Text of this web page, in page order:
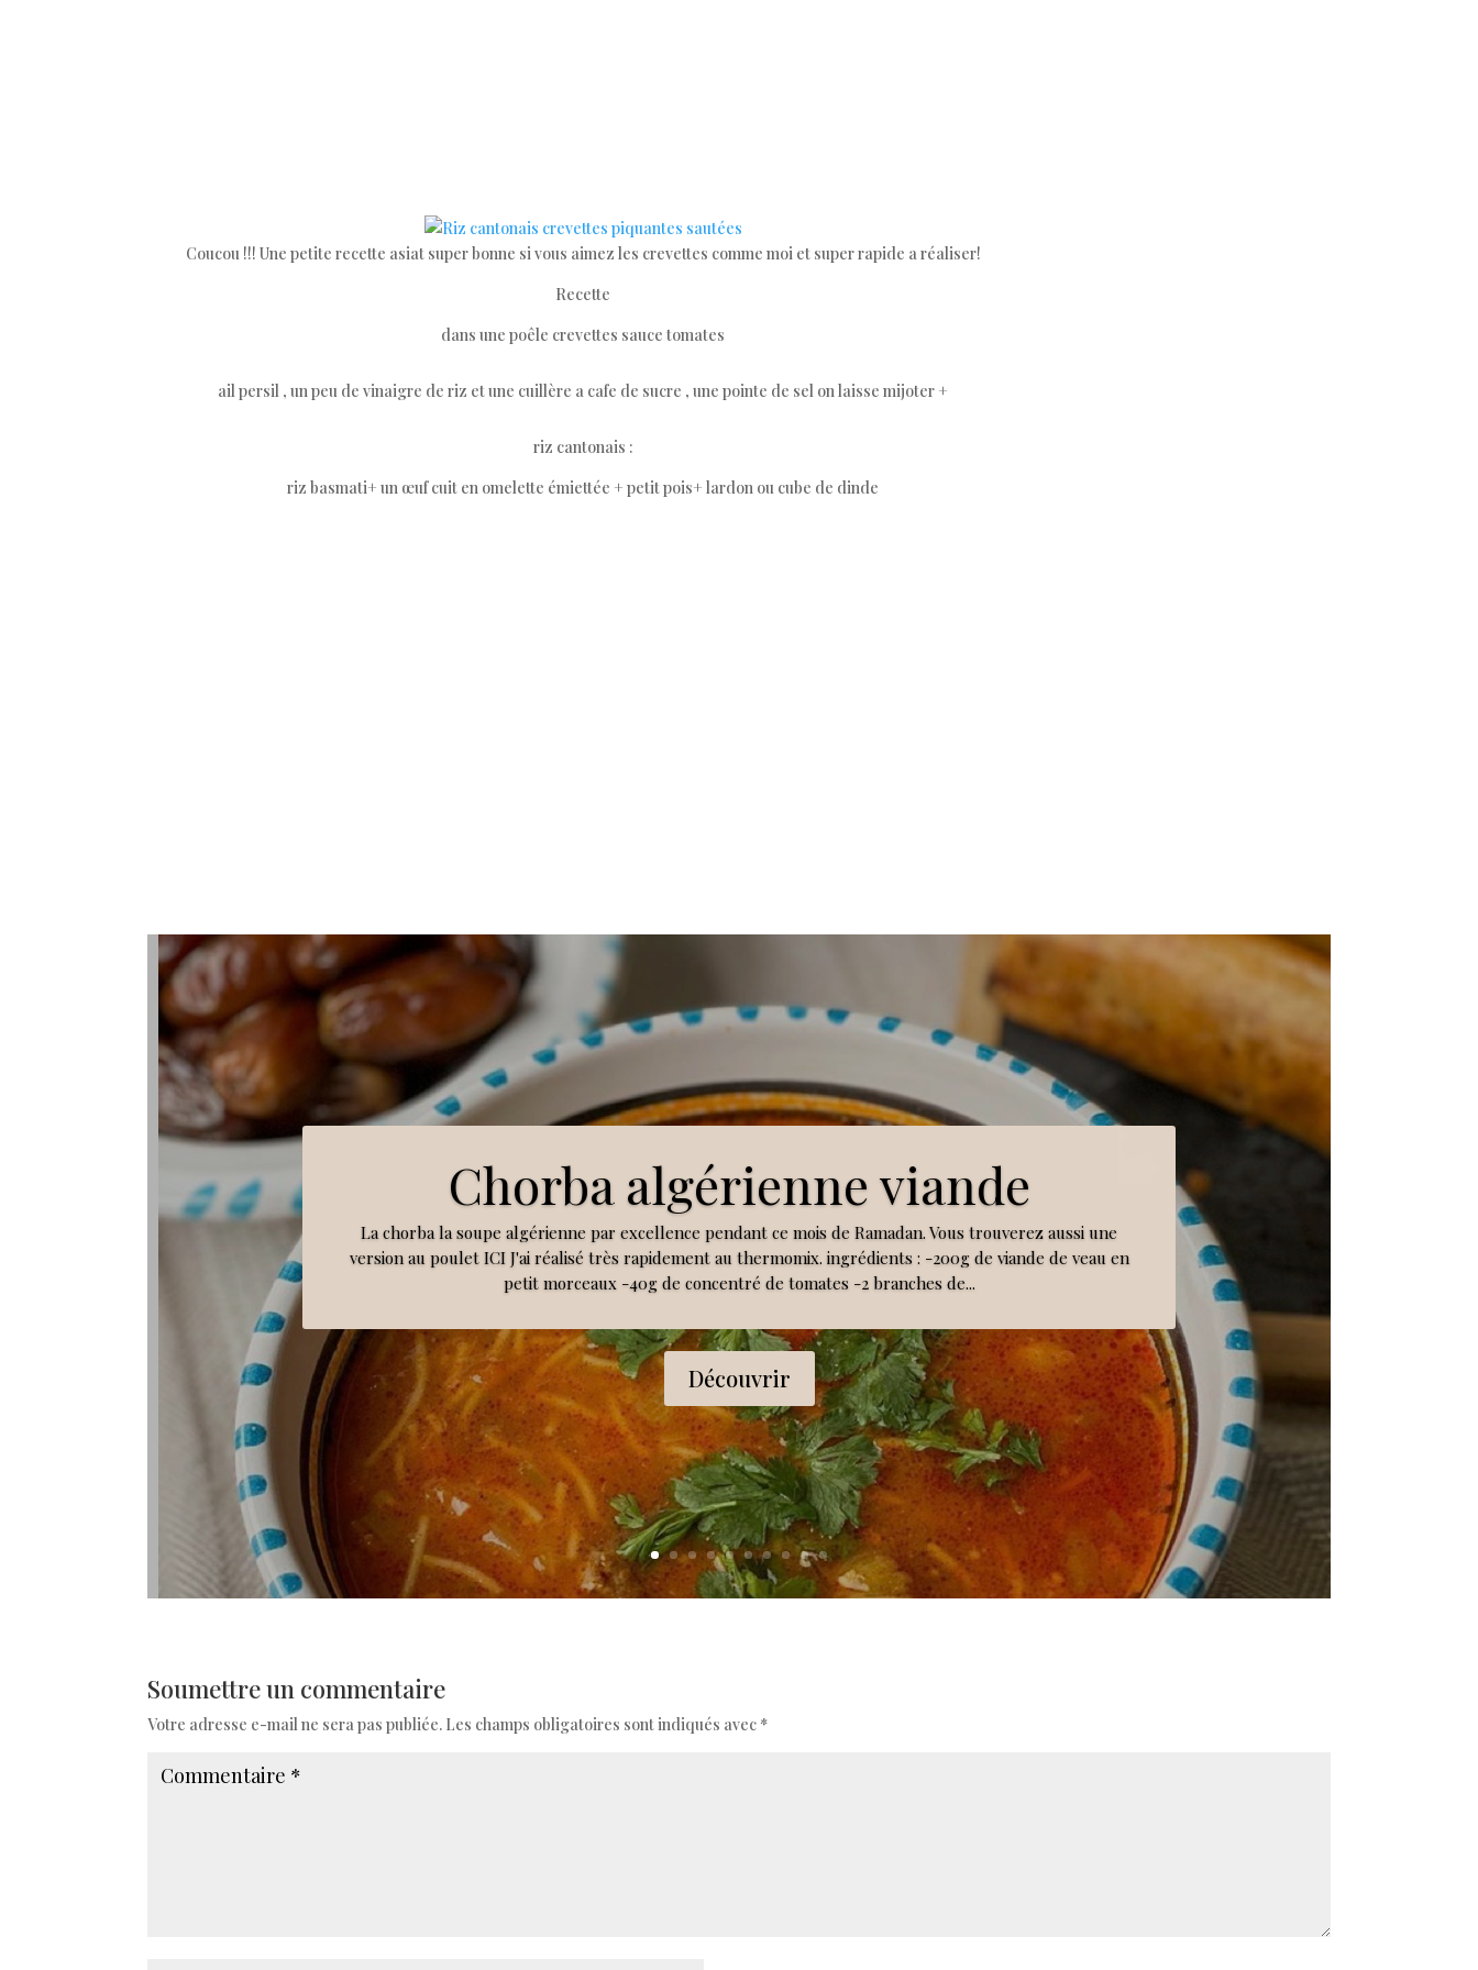
Coucou !!! Une petite recette asiat super bonne si vous aimez les crevettes comme moi et super rapide a réaliser!
Recette
dans une poêle crevettes sauce tomates
ail persil , un peu de vinaigre de riz et une cuillère a cafe de sucre , une pointe de sel on laisse mijoter +
riz cantonais :
riz basmati+ un œuf cuit en omelette émiettée + petit pois+ lardon ou cube de dinde
Chorba algérienne viande
La chorba la soupe algérienne par excellence pendant ce mois de Ramadan. Vous trouverez aussi une
version au poulet ICI J'ai réalisé très rapidement au thermomix. ingrédients : -200g de viande de veau en
petit morceaux -40g de concentré de tomates -2 branches de...
Découvrir
Soumettre un commentaire
Votre adresse e-mail ne sera pas publiée. Les champs obligatoires sont indiqués avec *